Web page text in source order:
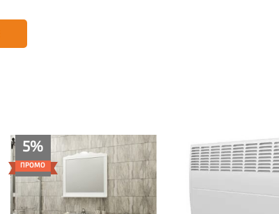
5%
ПРОМО
Original
price
was:
725.00€
(1,417.98
лв.).
Текущата
цена
е:
лв.).